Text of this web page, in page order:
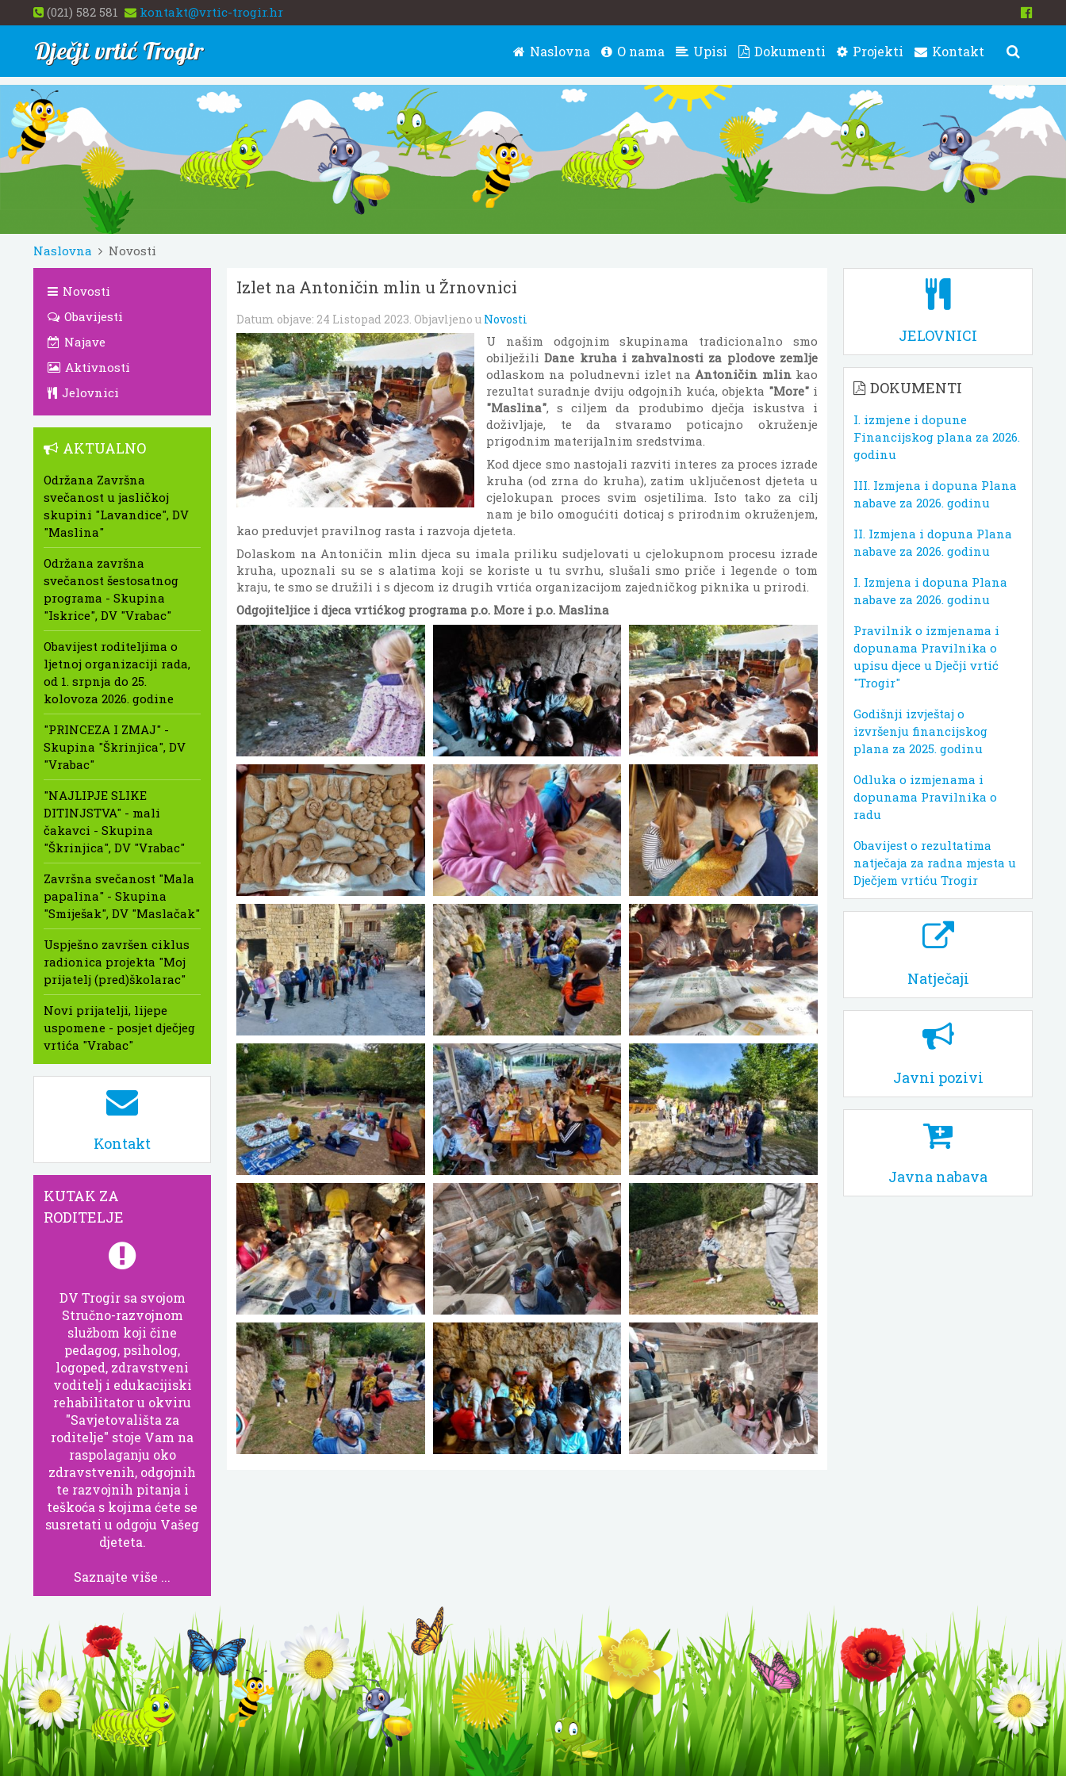
(021) 582 581 kontakt@vrtic-trogir.hr
Dječji vrtić Trogir Naslovna O nama Upisi Dokumenti Projekti Kontakt
Naslovna Novosti
Izlet na Antoničin mlin u Žrnovnici
Datum objave: 24 Listopad 2023. Objavljeno u Novosti
U našim odgojnim skupinama tradicionalno smo
obilježiliDane kruha i zahvalnosti za plodove zemlje
odlaskom na poludnevni izlet naAntoničin mlinkao
rezultat suradnje dviju odgojnih kuća, objekta "More" i
"Maslina", s ciljem da produbimo dječja iskustva i
doživljaje, te da stvaramo poticajno okruženje
prigodnim materijalnim sredstvima.
Kod djece smo nastojali razviti interes za proces izrade
kruha (od zrna do kruha), zatim uključenost djeteta u
cjelokupan proces svim osjetilima. Isto tako za cilj
nam je bilo omogućiti doticaj s prirodnim okruženjem,
kao preduvjet pravilnog rasta i razvoja djeteta.
Dolaskom na Antoničin mlin djeca su imala priliku sudjelovati u cjelokupnom procesu izrade
kruha, upoznali su se s alatima koji se koriste u tu svrhu, slušali smo priče i legende o tom
kraju, te smo se družili i s djecom iz drugih vrtića organizacijom zajedničkog piknika u prirodi.
Odgojiteljice i djeca vrtićkog programa p.o. More i p.o. Maslina
Novosti
Obavijesti
Najave
Aktivnosti
Jelovnici
AKTUALNO
Održana Završna
svečanost u jasličkoj
skupini "Lavandice", DV
"Maslina"
Održana završna
svečanost šestosatnog
programa - Skupina
"Iskrice", DV "Vrabac"
Obavijest roditeljima o
ljetnoj organizaciji rada,
od 1. srpnja do 25.
kolovoza 2026. godine
"PRINCEZA I ZMAJ" -
Skupina "Škrinjica", DV
"Vrabac"
"NAJLIPJE SLIKE
DITINJSTVA" - mali
čakavci - Skupina
"Škrinjica", DV "Vrabac"
Završna svečanost "Mala
papalina" - Skupina
"Smiješak", DV "Maslačak"
Uspješno završen ciklus
radionica projekta "Moj
prijatelj (pred)školarac"
Novi prijatelji, lijepe
uspomene - posjet dječjeg
vrtića "Vrabac"
Kontakt
KUTAK ZA
RODITELJE
DV Trogir sa svojom
Stručno-razvojnom
službom koji čine
pedagog, psiholog,
logoped, zdravstveni
voditelj i edukacijiski
rehabilitator u okviru
"Savjetovališta za
roditelje" stoje Vam na
raspolaganju oko
zdravstvenih, odgojnih
te razvojnih pitanja i
teškoća s kojima ćete se
susretati u odgoju Vašeg
djeteta.
Saznajte više ...
JELOVNICI
DOKUMENTI
I. izmjene i dopune
Financijskog plana za 2026.
godinu
III. Izmjena i dopuna Plana
nabave za 2026. godinu
II. Izmjena i dopuna Plana
nabave za 2026. godinu
I. Izmjena i dopuna Plana
nabave za 2026. godinu
Pravilnik o izmjenama i
dopunama Pravilnika o
upisu djece u Dječji vrtić
"Trogir"
Godišnji izvještaj o
izvršenju financijskog
plana za 2025. godinu
Odluka o izmjenama i
dopunama Pravilnika o
radu
Obavijest o rezultatima
natječaja za radna mjesta u
Dječjem vrtiću Trogir
Natječaji
Javni pozivi
Javna nabava